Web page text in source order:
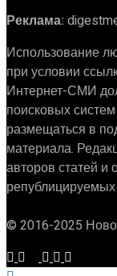
Реклама:
Использование
при условии
Интернет-СМИ
поисковых
размещаться в
материала.
авторов статей и
© 2016-2025